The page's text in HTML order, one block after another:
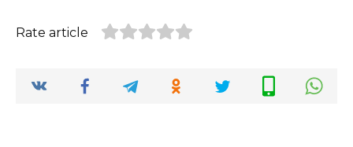
Rate article